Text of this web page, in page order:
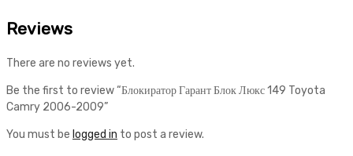
Reviews
There are no reviews yet.
Be the first to review “Блокиратор Гарант Блок Люкс 149 Toyota
Camry 2006-2009”
You must be logged in to post a review.